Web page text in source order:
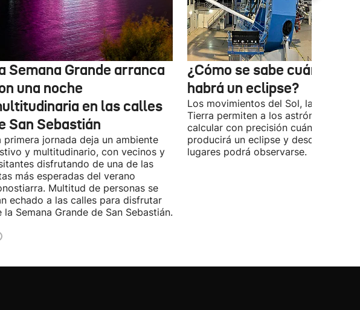
Semana Grande arranca
una noche
en las calles
San Sebastián
primera jornada deja un ambiente
y multitudinario, con vecinos y
disfrutando de una de las
más esperadas del verano
Multitud de personas se
echado a las calles para disfrutar
la Semana Grande de San Sebastián.
¿Cómo se sabe cuándo
habrá un eclipse?
Los movimientos del Sol, la Luna y la
Tierra permiten a los astrónomos
calcular con precisión cuándo se
producirá un eclipse y desde qué
lugares podrá observarse.